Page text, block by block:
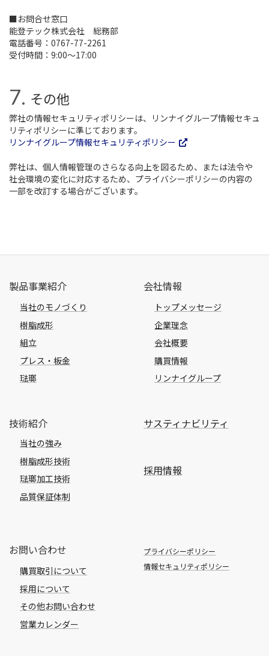
■お問合せ窓口
能登テック株式会社 総務部
電話番号：0767-77-2261
受付時間：9:00～17:00
その他
弊社の情報セキュリティポリシーは、リンナイグループ情報セキュ
リティポリシーに準じております。
リンナイグループ情報セキュリティポリシー
弊社は、個人情報管理のさらなる向上を図るため、または法令や
社会環境の変化に対応するため、プライバシーポリシーの内容の
一部を改訂する場合がございます。
製品事業紹介
当社のモノづくり
樹脂成形
組立
プレス・板金
琺瑯
技術紹介
当社の強み
樹脂成形技術
琺瑯加工技術
品質保証体制
会社情報
トップメッセージ
企業理念
会社概要
購買情報
リンナイグループ
サスティナビリティ
採用情報
プライバシーポリシー
情報セキュリティポリシー
お問い合わせ
購買取引について
採用について
その他お問い合わせ
営業カレンダー